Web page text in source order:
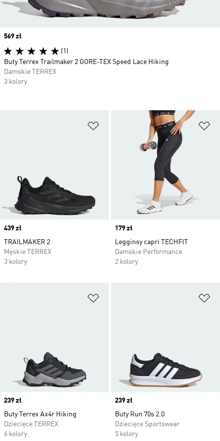
Dodaj do listy życzeń
Price
439 zł
TRAILMAKER 2
Męskie TERREX
3 kolory
Price
179 zł
Legginsy capri TECHFIT
Damskie Performance
2 kolory
Price
239 zł
Buty Terrex Ax4r Hiking
Dziecięce TERREX
6 kolory
Price
239 zł
Buty Run 70s 2.0
Dziecięce Sportswear
5 kolory
Price
569 zł
(1)
Buty Terrex Trailmaker 2 GORE-TEX Speed Lace Hiking
Damskie TERREX
3 kolory